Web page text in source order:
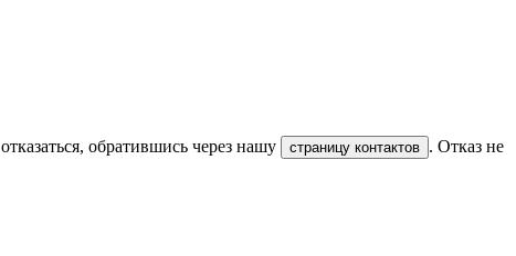
обратившись через нашу страницу контактов . Отказ не